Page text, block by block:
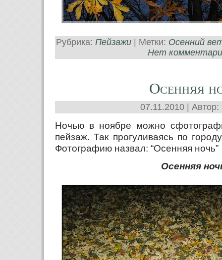
Рубрика: Пейзажи | Метки: Осенний
Нет
Осенняя
07.11.2010 | Автор:
Ночью в ноябре можно
пейзаж. Так прогуливаясь по
Фотографию назвал: “Осенняя ночь”
Осенняя